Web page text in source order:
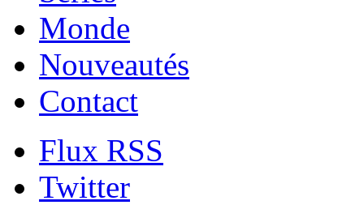
Monde
Nouveautés
Contact
Flux RSS
Twitter